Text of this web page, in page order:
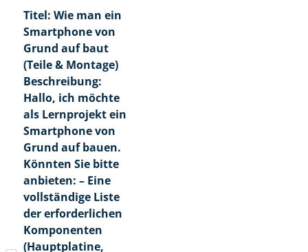
Titel: Wie man ein
Smartphone von
Grund auf baut
(Teile & Montage)
Beschreibung:
Hallo, ich möchte
als Lernprojekt ein
Smartphone von
Grund auf bauen.
Könnten Sie bitte
anbieten: – Eine
vollständige Liste
der erforderlichen
Komponenten
(Hauptplatine,